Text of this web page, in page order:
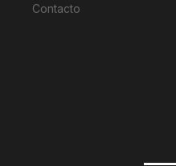
Contacto